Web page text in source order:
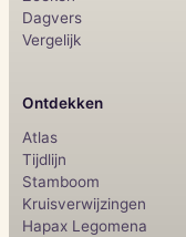
Dagvers
Vergelijk
Ontdekken
Atlas
Tijdlijn
Stamboom
Kruisverwijzingen
Hapax Legomena